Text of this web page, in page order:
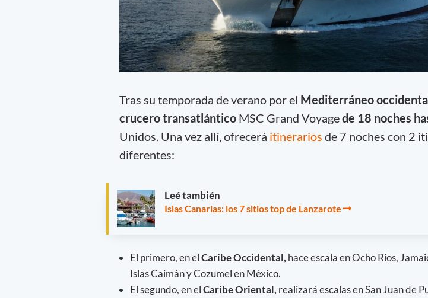
Tras su temporada de verano por el Mediterráneo
crucero transatlántico MSC Grand Voyagede 18 noches
Unidos. Una vez allí, ofrecerá itinerarios de 7 noches con 2
diferentes:
Leé también
Islas Canarias: los 7 sitios top de Lanzarote
El primero, en elCaribe Occidental, hace escala en Ocho Ríos,
Islas Caimán y Cozumel en México.
El segundo, en elCaribe Oriental, realizará escalas en San Juan de